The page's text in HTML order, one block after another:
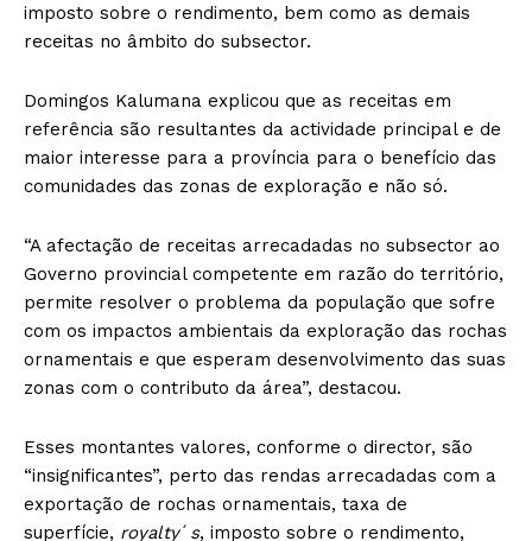
imposto sobre o rendimento, bem como as demais
receitas no âmbito do subsector.
Domingos Kalumana explicou que as receitas em
referência são resultantes da actividade principal e de
maior interesse para a província para o benefício das
comunidades das zonas de exploração e não só.
“A afectação de receitas arrecadadas no subsector ao
Governo provincial competente em razão do território,
permite resolver o problema da população que sofre
com os impactos ambientais da exploração das rochas
ornamentais e que esperam desenvolvimento das suas
zonas com o contributo da área”, destacou.
Esses montantes valores, conforme o director, são
“insignificantes”, perto das rendas arrecadadas com a
exportação de rochas ornamentais, taxa de
superfície, royalty´ s, imposto sobre o rendimento,